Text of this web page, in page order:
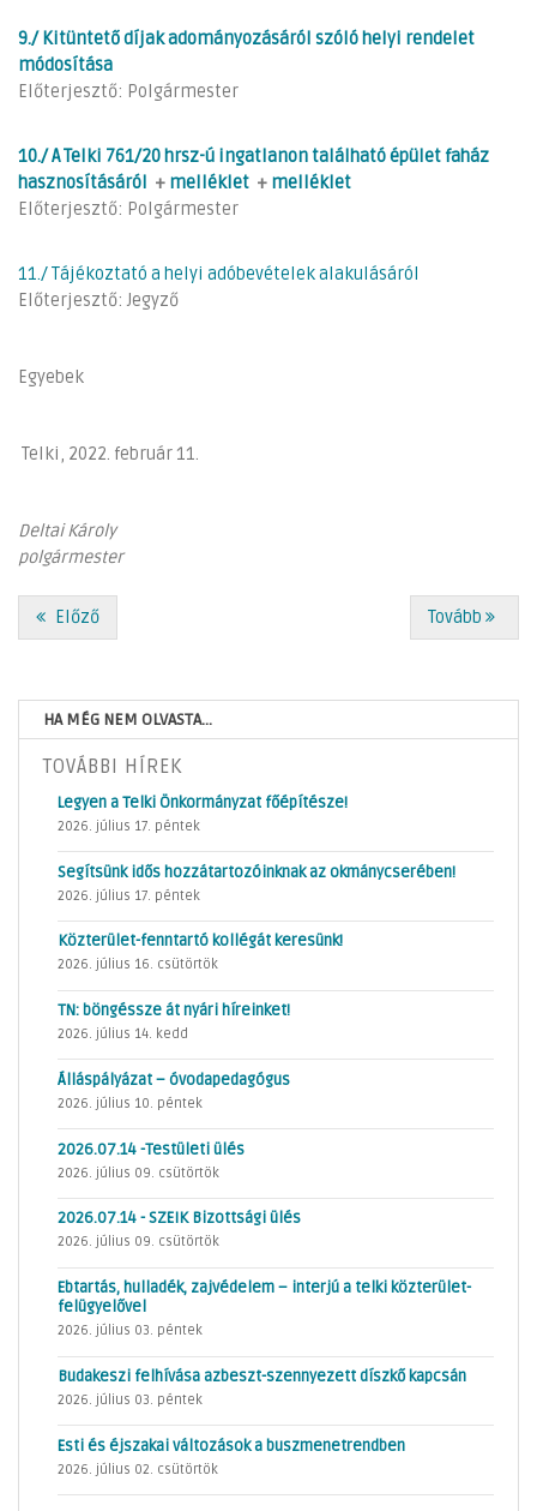
9./ Kitüntető díjak adományozásáról szóló helyi rendelet
módosítása
Előterjesztő: Polgármester
10./ A Telki 761/20 hrsz-ú ingatlanon található épület faház
hasznosításáról
+ melléklet + melléklet
Előterjesztő: Polgármester
11./ Tájékoztató a helyi adóbevételek alakulásáról
Előterjesztő: Jegyző
Egyebek
Telki, 2022. február 11.
Deltai Károly
polgármester
Előző Tovább
HA MÉG NEM OLVASTA...
TOVÁBBI HÍREK
Legyen a Telki Önkormányzat főépítésze!
2026. július 17. péntek
Segítsünk idős hozzátartozóinknak az okmánycserében!
2026. július 17. péntek
Közterület-fenntartó kollégát keresünk!
2026. július 16. csütörtök
TN: böngéssze át nyári híreinket!
2026. július 14. kedd
Álláspályázat – óvodapedagógus
2026. július 10. péntek
2026.07.14 -Testületi ülés
2026. július 09. csütörtök
2026.07.14 - SZEIK Bizottsági ülés
2026. július 09. csütörtök
Ebtartás, hulladék, zajvédelem – interjú a telki közterület-
felügyelővel
2026. július 03. péntek
Budakeszi felhívása azbeszt-szennyezett díszkő kapcsán
2026. július 03. péntek
Esti és éjszakai változások a buszmenetrendben
2026. július 02. csütörtök